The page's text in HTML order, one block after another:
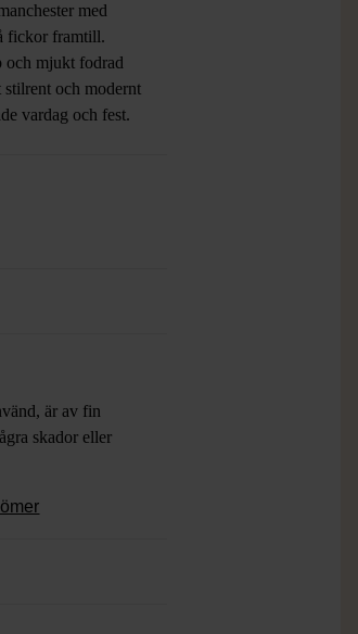
med
fickor framtill.
och mjukt fodrad
stilrent och modernt
vardag och fest.
är av fin
skador eller